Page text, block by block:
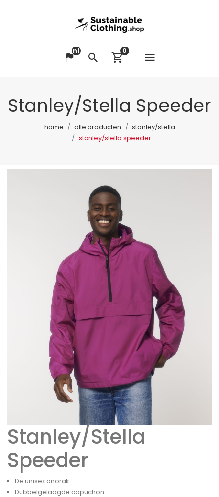
Taal veranderen
nl
ZoekenWinkelwagen
0
Stanley/Stella Speeder
home alle producten
stanley/stella
stanley/stella speeder
Stanley/Stella
Speeder
De unisex anorak
Dubbelgelaagde capuchon